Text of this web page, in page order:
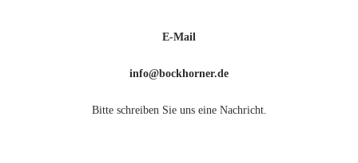
E-Mail
info@bockhorner.de
Bitte schreiben Sie uns eine Nachricht.